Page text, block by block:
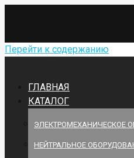
Перейти к содержанию
ГЛАВНАЯ
КАТАЛОГ
ЭЛЕКТРОМЕХАНИЧЕСКОЕ
НЕЙТРАЛЬНОЕ